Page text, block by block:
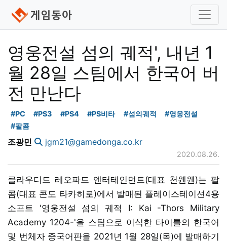
영웅전설 섬의 궤적', 내년 1
월 28일 스팀에서 한국어 버
전 만난다
#PC #PS3 #PS4 #PS비타 #섬의궤적
#영웅전설
#팔콤
조광민 jgm21@gamedonga.co.kr
2020.08.26.
클라우디드 레오파드 엔터테인먼트(대표 천웬웬)는 팔
콤(대표 콘도 타카히로)에서 발매된 플레이스테이션4용
소프트 '영웅전설 섬의 궤적 I: Kai -Thors Military
Academy 1204-'을 스팀으로 이식한 타이틀의 한국어
및 번체자 중국어판을 2021년 1월 28일(목)에 발매하기